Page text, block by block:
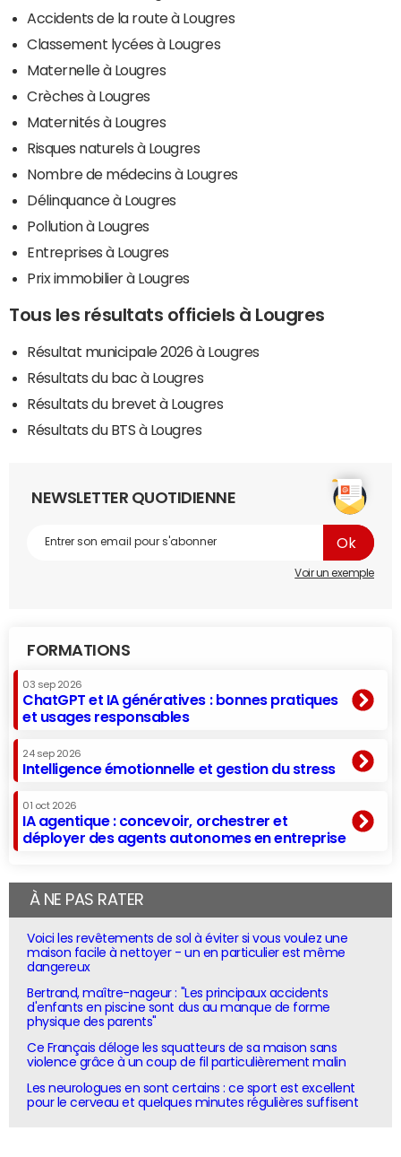
Accidents de la route à Lougres
Classement lycées à Lougres
Maternelle à Lougres
Crèches à Lougres
Maternités à Lougres
Risques naturels à Lougres
Nombre de médecins à Lougres
Délinquance à Lougres
Pollution à Lougres
Entreprises à Lougres
Prix immobilier à Lougres
Tous les résultats officiels à Lougres
Résultat municipale 2026 à Lougres
Résultats du bac à Lougres
Résultats du brevet à Lougres
Résultats du BTS à Lougres
NEWSLETTER QUOTIDIENNE
Voir un exemple
FORMATIONS
03 sep 2026
ChatGPT et IA génératives : bonnes pratiques
et usages responsables
24 sep 2026
Intelligence émotionnelle et gestion du stress
01 oct 2026
IA agentique : concevoir, orchestrer et
déployer des agents autonomes en entreprise
À NE PAS RATER
Voici les revêtements de sol à éviter si vous voulez une
maison facile à nettoyer - un en particulier est même
dangereux
Bertrand, maître-nageur : "Les principaux accidents
d'enfants en piscine sont dus au manque de forme
physique des parents"
Ce Français déloge les squatteurs de sa maison sans
violence grâce à un coup de fil particulièrement malin
Les neurologues en sont certains : ce sport est excellent
pour le cerveau et quelques minutes régulières suffisent